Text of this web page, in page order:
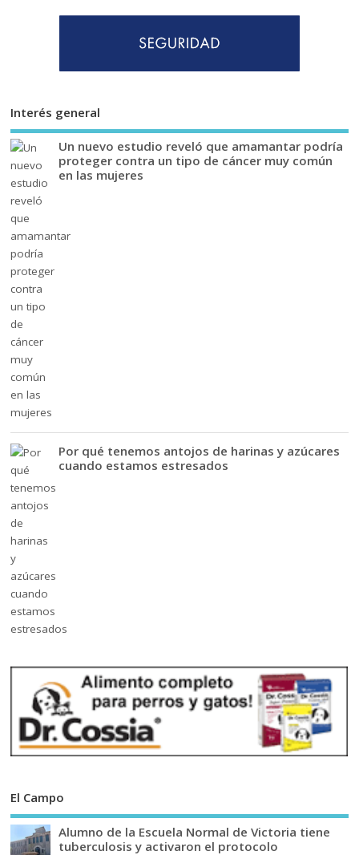
Interés general
Un nuevo estudio reveló que amamantar podría
proteger contra un tipo de cáncer muy común
en las mujeres
Por qué tenemos antojos de harinas y azúcares
cuando estamos estresados
El Campo
Alumno de la Escuela Normal de Victoria tiene
tuberculosis y activaron el protocolo